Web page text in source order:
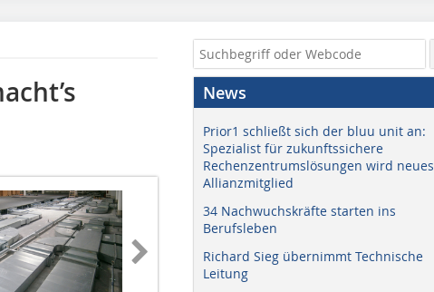
News
Prior1 schließt sich der bluu unit an:
Spezialist für zukunftssichere
Rechenzentrumslösungen wird neues
Allianzmitglied
34 Nachwuchskräfte starten ins
Berufsleben
Richard Sieg übernimmt Technische
Leitung